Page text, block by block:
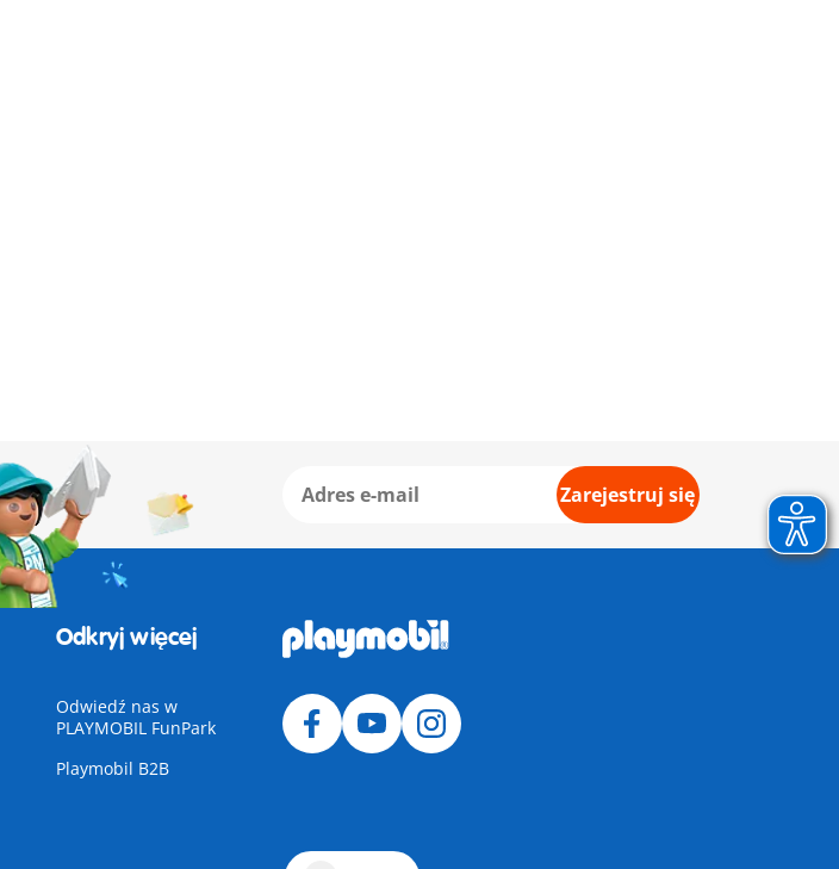
Zarejestruj się
Odkryj więcej
Odwiedź nas w
PLAYMOBIL FunPark
Playmobil B2B